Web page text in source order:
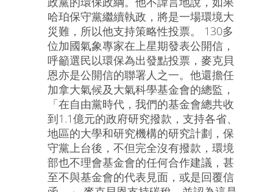
哈珀保守黨繼續執政，將是一場環境大
災難，所以他支持策略性投票。 130多
位加國氣象專家在上星期發表公開信，
呼籲選民以環保為出發點投票，麥克貝
恩亦是公開信的聯署人之一。他還擔任
加拿大氣候及大氣科學基金會的總監，
「在自由黨時代，我們的基金會總共收
到1.1億元的政府研究撥款，支持各省、
地區的大學和研究機構的研究計劃，保
守黨上台後，不但完全沒有撥款，環境
部也不理會基金會的任何合作建議，甚
至不與基金會的代表見面，或是回覆信